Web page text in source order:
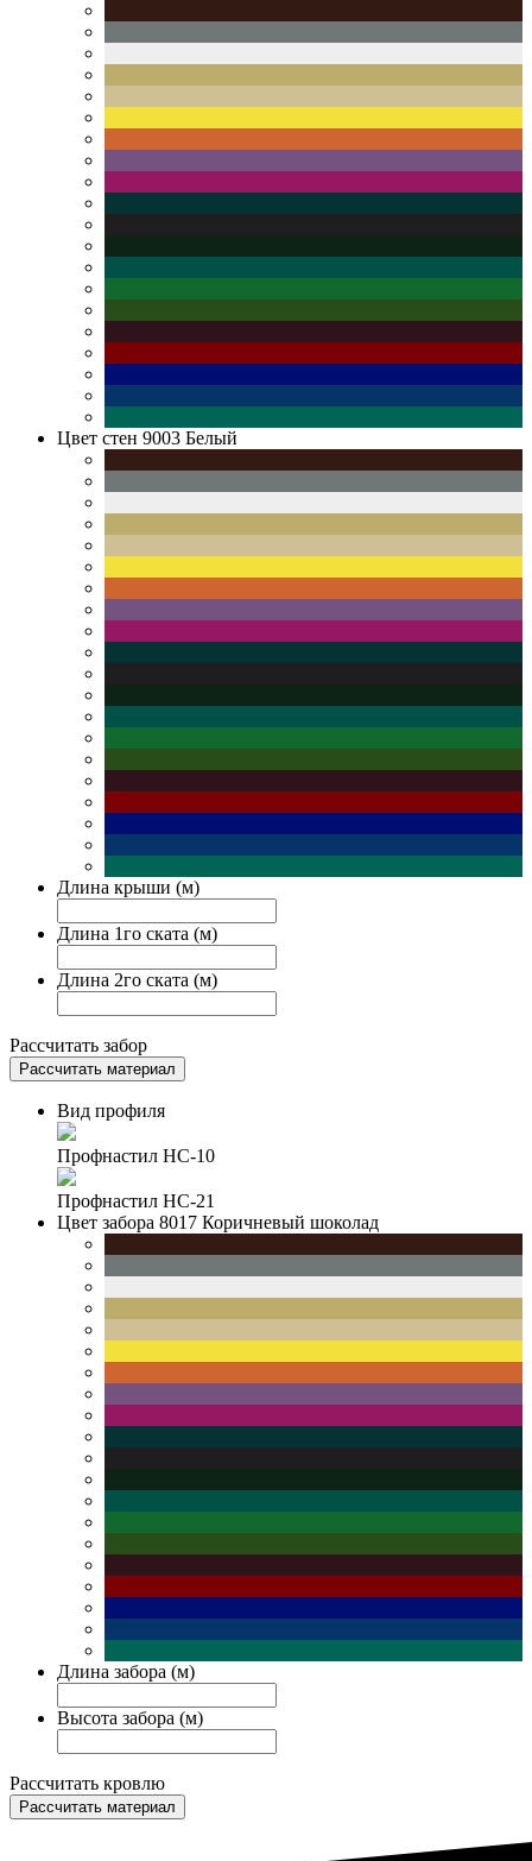
Цвет стен 9003 Белый
Длина крыши (м)
Длина 1го ската (м)
Длина 2го ската (м)
Рассчитать забор
Рассчитать материал
Вид профиля
Профнастил НС-10
Профнастил НС-21
Цвет забора 8017 Коричневый шоколад
Длина забора (м)
Высота забора (м)
Рассчитать кровлю
Рассчитать материал